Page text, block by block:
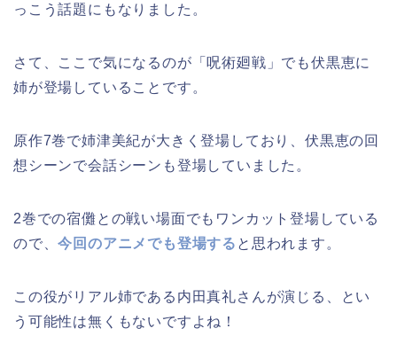
っこう話題にもなりました。
さて、ここで気になるのが「呪術廻戦」でも伏黒恵に
姉が登場していることです。
原作7巻で姉津美紀が大きく登場しており、伏黒恵の回
想シーンで会話シーンも登場していました。
2巻での宿儺との戦い場面でもワンカット登場している
ので、今回のアニメでも登場する と思われます。
この役がリアル姉である内田真礼さんが演じる、とい
う可能性は無くもないですよね！